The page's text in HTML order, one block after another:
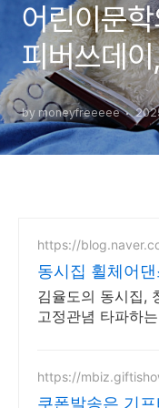
어린이문
피버쓰데
by moneyfreeeee
https://
동시집 휠체어댄
김율도의 동시집,
고정관념 타파하
https://
쿠폰발송은 기